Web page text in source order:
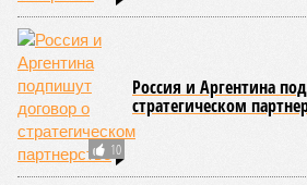
10
Россия и Аргентина
стратегическом